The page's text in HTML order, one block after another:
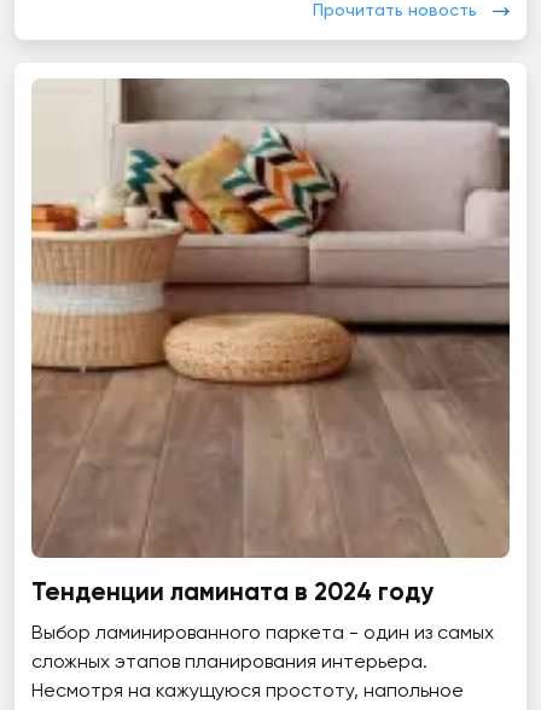
Прочитать новость
Тенденции ламината в 2024 году
Выбор ламинированного паркета - один из самых
сложных этапов планирования интерьера.
Несмотря на кажущуюся простоту, напольное